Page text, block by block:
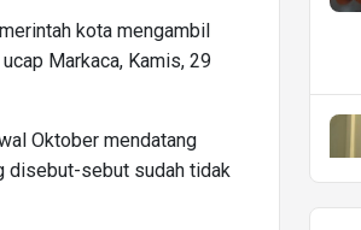
kota mengambil
Markaca, Kamis, 29
Oktober mendatang
disebut-sebut sudah tidak